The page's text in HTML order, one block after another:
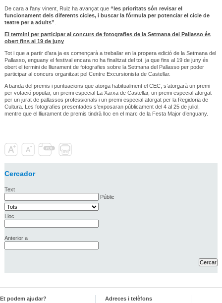
De cara a l’any vinent, Ruiz ha avançat que “les prioritats són revisar el
funcionament dels diferents cicles, i buscar la fórmula per potenciar el cicle de
teatre per a adults”
El termini per participar al concurs de fotografies de la Setmana del Pallasso és
obert fins al 19 de juny
Tot i que a partir d’ara ja es començarà a treballar en la propera edició de la Setmana del
Pallasso, enguany el festival encara no ha finalitzat del tot, ja que fins al 19 de juny és
obert el termini de lliurament de fotografies sobre la Setmana del Pallasso per poder
participar al concurs organitzat pel Centre Excursionista de Castellar.
A banda del premis i puntuacions que atorga habitualment el CEC, s’atorgarà un premi
per votació popular, un premi especial La Xarxa de Castellar, un premi especial atorgat
per un jurat de pallassos professionals i un premi especial atorgat per la Regidoria de
Cultura. Les fotografies presentades s’exposaran públicament del 4 al 25 de juliol,
mentre que el lliurament de premis tindrà lloc en el marc de la Festa Major d’enguany.
Cercador
Text
Públic
Lloc
Anterior a
Et podem ajudar?
Adreces i telèfons